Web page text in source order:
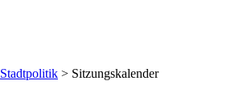
Stadtpolitik > Sitzungskalender